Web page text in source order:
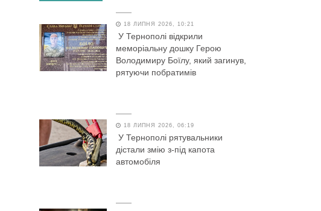
18 ЛИПНЯ 2026, 10:21
У Тернополі відкрили
меморіальну дошку Герою
Володимиру Боїлу, який загинув,
рятуючи побратимів
18 ЛИПНЯ 2026, 06:19
У Тернополі рятувальники
дістали змію з-під капота
автомобіля